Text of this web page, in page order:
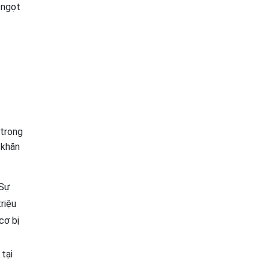
bị
tại